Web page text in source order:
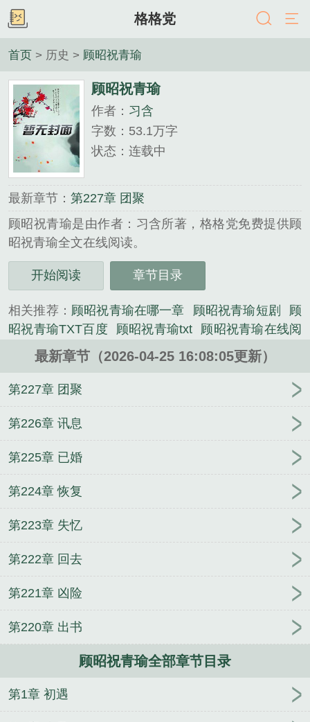
格格党
首页 > 历史 > 顾昭祝青瑜
顾昭祝青瑜
作者： 习含
字数：53.1万字
状态：连载中
最新章节： 第227章 团聚
顾昭祝青瑜是由作者：习含所著，格格党免费提供顾
昭祝青瑜全文在线阅读。
三秒记住本站：格格党 网址：www.57qb.com...
《顾昭祝青瑜》是习含精心创作的历史类小说。
开始阅读 章节目录
相关推荐： 顾昭祝青瑜在哪一章 顾昭祝青瑜短剧
顾
昭祝青瑜TXT百度
顾昭祝青瑜txt
顾昭祝青瑜在线阅
顾昭祝青瑜的叫什么 顾昭祝青瑜全文免费
祝青瑜短剧名字
顾昭祝青瑜最新章节更新时间表
2023 顾昭祝青瑜大结局
顾
青瑜最新章节更新原因
顾昭
顾昭祝青瑜结局
顾
年
顾清漪 顾昭祝青瑜最后和谁在一起了啊
顾昭祝
青瑜最新章节目录
顾昭祝青瑜结
局是什么 顾昭祝青瑜亲密戏原著哪里看
顾昭祝青瑜
章慎 顾昭祝青瑜第一次亲密在哪集
顾昭祝青瑜大结
昭祝青瑜权贵与禁忌之恋
顾昭
祝青瑜的 顾昭祝青瑜全文在线阅读
顾昭祝青瑜的最
顾昭祝青瑜免费阅读 顾昭祝青瑜全文免费笔趣
阁
顾昭祝青瑜免费阅读全文
顾昭祝青瑜全文免费阅
读
顾昭祝青瑜叫什么名字
顾昭祝青瑜在线全文阅
最新章节（2026-04-25 16:08:05更新）
第227章 团聚
第226章 讯息
第225章 已婚
第224章 恢复
第223章 失忆
第222章 回去
第221章 凶险
第220章 出书
顾昭祝青瑜全部章节目录
第1章 初遇